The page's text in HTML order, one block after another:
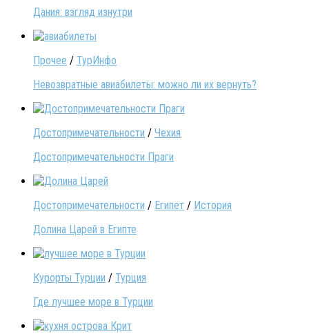
Дания: взгляд изнутри
Прочее / ТурИнфо
Невозвратные авиабилеты: можно ли их вернуть?
Достопримечательности / Чехия
Достопримечательности Праги
Достопримечательности / Египет / История
Долина Царей в Египте
Курорты Турции / Турция
Где лучшее море в Турции